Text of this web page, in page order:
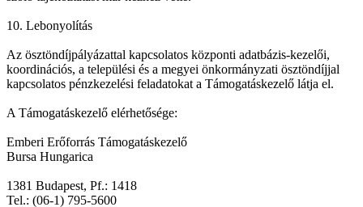
10. Lebonyolítás
Az ösztöndíjpályázattal kapcsolatos központi adatbázis-kezelői,
koordinációs, a települési és a megyei önkormányzati ösztöndíjjal
kapcsolatos pénzkezelési feladatokat a Támogatáskezelő látja el.
A Támogatáskezelő elérhetősége:
Emberi Erőforrás Támogatáskezelő
Bursa Hungarica
1381 Budapest, Pf.: 1418
Tel.: (06-1) 795-5600